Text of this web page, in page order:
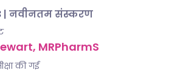
| नवीनतम संस्करण
MRPharmS
की गई